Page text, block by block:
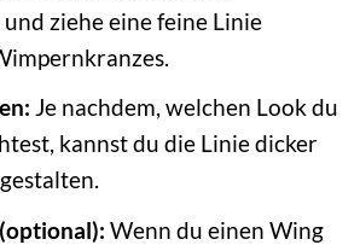
ziehe eine feine Linie
Je nachdem, welchen Look du
kannst du die Linie dicker
Wenn du einen Wing